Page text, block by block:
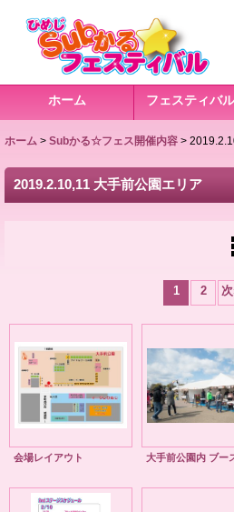
ホーム フェスティバ
ホーム > Subかる☆フェス開催内容 >
2019.2.10,11 大手前公園エリア
1 2 次
会場レイアウト 大手前公園内 ブー